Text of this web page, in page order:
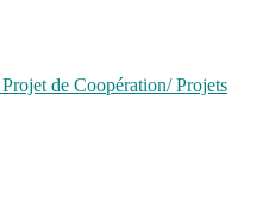
de Coopération/ Projets